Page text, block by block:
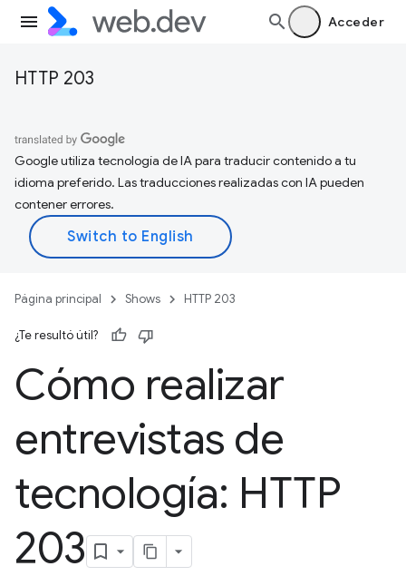
Acceder
HTTP 203
Google utiliza tecnología de IA para traducir contenido a tu
idioma preferido. Las traducciones realizadas con IA pueden
contener errores.
Página principal Shows HTTP 203
¿Te resultó útil?
Cómo realizar
entrevistas de
tecnología: HTTP
203